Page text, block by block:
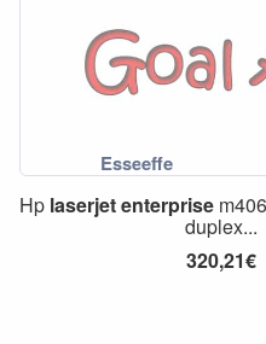
Hp laserjetenterprise
duplex...
320,21€